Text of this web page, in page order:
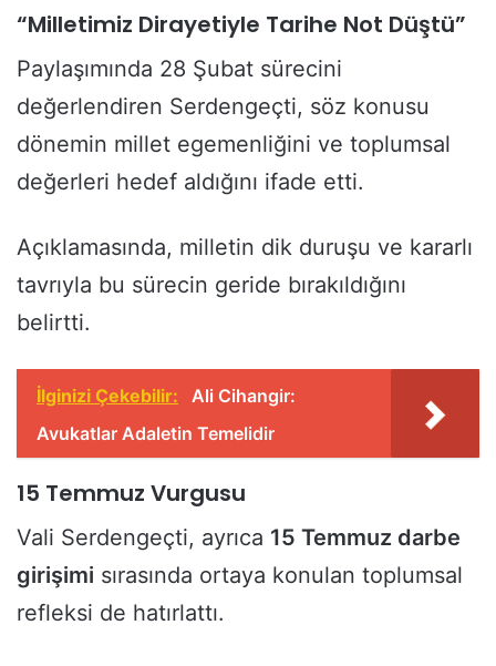
“Milletimiz Dirayetiyle Tarihe Not Düştü”
Paylaşımında 28 Şubat sürecini
değerlendiren Serdengeçti, söz konusu
dönemin millet egemenliğini ve toplumsal
değerleri hedef aldığını ifade etti.
Açıklamasında, milletin dik duruşu ve kararlı
tavrıyla bu sürecin geride bırakıldığını
belirtti.
İlginizi Çekebilir:
Ali Cihangir:
Avukatlar Adaletin Temelidir
15 Temmuz Vurgusu
Vali Serdengeçti, ayrıca 15 Temmuz darbe
girişimi sırasında ortaya konulan toplumsal
refleksi de hatırlattı.